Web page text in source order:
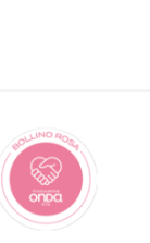
ed
TC e